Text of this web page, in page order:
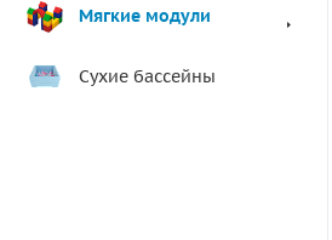
Мягкие модули
Сухие бассейны